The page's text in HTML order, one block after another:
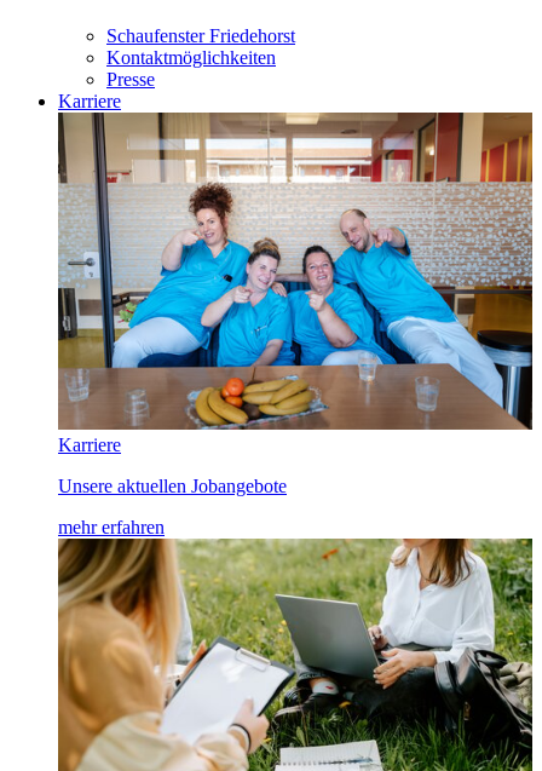
Schaufenster Friedehorst
Kontaktmöglichkeiten
Presse
Karriere
Karriere
Unsere aktuellen Jobangebote
mehr erfahren